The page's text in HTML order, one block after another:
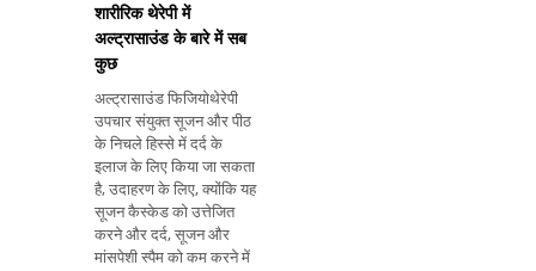
शारीरिक थेरेपी में
अल्ट्रासाउंड के बारे में सब
कुछ
अल्ट्रासाउंड फिजियोथेरेपी
उपचार संयुक्त सूजन और पीठ
के निचले हिस्से में दर्द के
इलाज के लिए किया जा सकता
है, उदाहरण के लिए, क्योंकि यह
सूजन कैस्केड को उत्तेजित
करने और दर्द, सूजन और
मांसपेशी स्पैम को कम करने में